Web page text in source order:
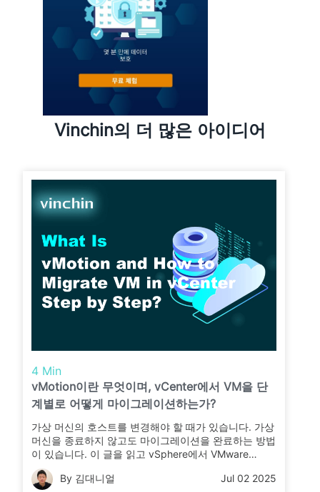
Vinchin의 더 많은 아이디어
4 Min
vMotion이란 무엇이며, vCenter에서 VM을 단
계별로 어떻게 마이그레이션하는가?
가상 머신의 호스트를 변경해야 할 때가 있습니다. 가상
머신을 종료하지 않고도 마이그레이션을 완료하는 방법
이 있습니다. 이 글을 읽고 vSphere에서 VMware
vMotion이 무엇인지 그리고 어떻게 사용하는지 알아보
세요.
By 김대니얼 Jul 02 2025